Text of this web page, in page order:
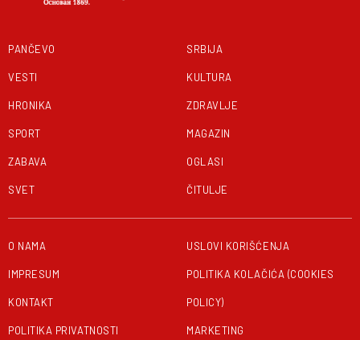
PANČEVO
VESTI
HRONIKA
SPORT
ZABAVA
SVET
SRBIJA
KULTURA
ZDRAVLJE
MAGAZIN
OGLASI
ČITULJE
O NAMA
IMPRESUM
KONTAKT
POLITIKA PRIVATNOSTI
USLOVI KORIŠĆENJA
POLITIKA KOLAČIĆA (COOKIES
POLICY)
MARKETING